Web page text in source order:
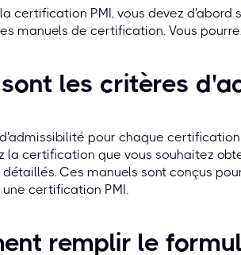
la certification PMI, vous devez
manuels de certification. Vous
les critères
pour chaque
la certification que vous souhaitez
Ces manuels sont conçus
certification PMI.
remplir le